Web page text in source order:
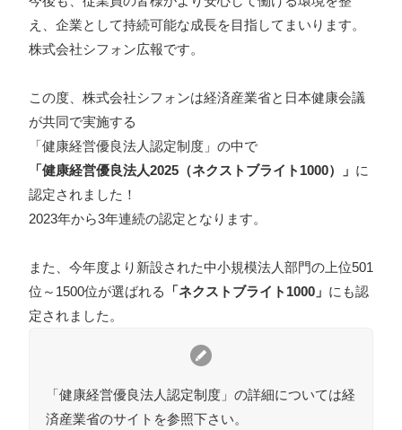
え、企業として持続可能な成長を目指してまいります。
株式会社シフォン広報です。
この度、株式会社シフォンは経済産業省と日本健康会議
が共同で実施する
「健康経営優良法人認定制度」の中で
「健康経営優良法人2025（ネクストブライト1000）」 に
認定されました！
2023年から3年連続の認定となります。
また、今年度より新設された中小規模法人部門の上位501
位～1500位が選ばれる
「ネクストブライト1000」 にも認
定されました。
「健康経営優良法人認定制度」の詳細については経
済産業省のサイトを参照下さい。